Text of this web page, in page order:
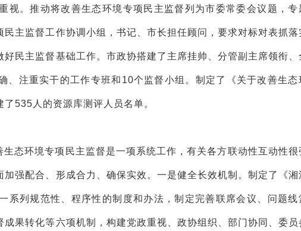
视。推动将改善生态环境专项民主监督列为市委常委会议题，专
主监督工作协调小组，书记、市长担任顾问，要求对标对表抓落
民主监督基础工作。市政协搭建了主席挂帅、分管副主席领衔、
、注重实干的工作专班和10个监督小组。制定了《关于改善生态
535人的资源库测评人员名单。
态环境专项民主监督是一项系统工作，有关各方联动性互动性很
强配合、形成合力、确保实效。一是健全长效机制。制定了《湘
系列规范性、程序性的制度和办法，制定完善联席会议、问题线
果转化等六项机制，构建党政重视、政协组织、部门协同、委员